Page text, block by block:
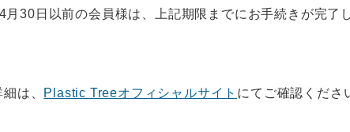
30日以前の会員様は、上記期限までにお手続きが完了
は、 Plastic Treeオフィシャルサイト にてご確認くださ